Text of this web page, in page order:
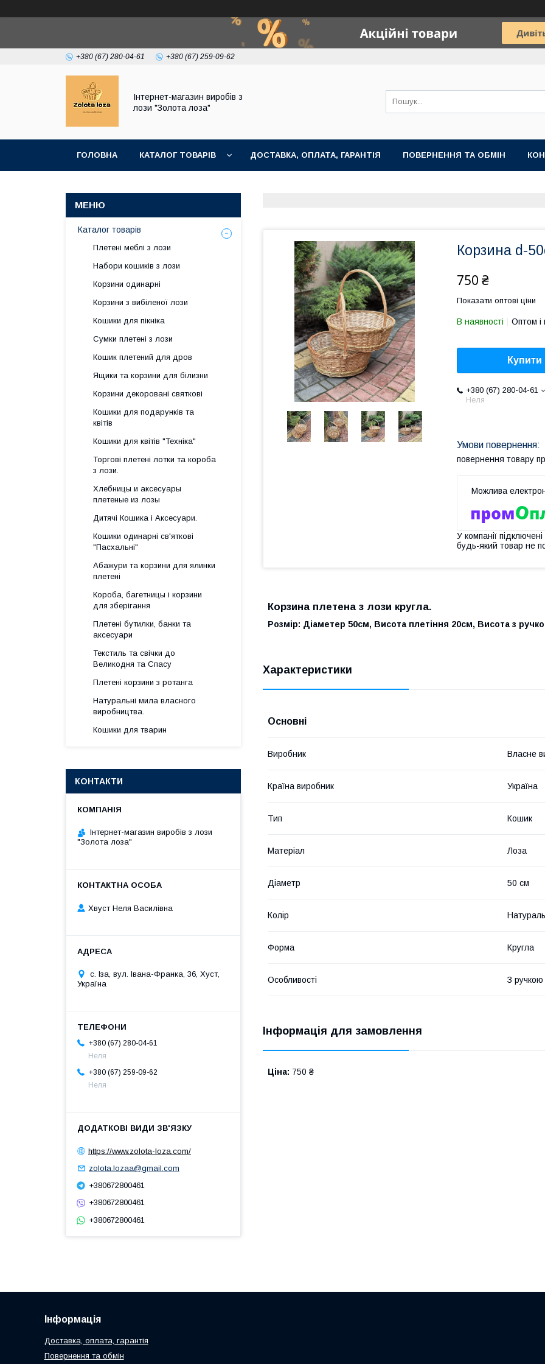
+380 (67) 280-04-61 +380 (67) 259-09-62
Інтернет-магазин виробів з
лози "Золота лоза"
ГОЛОВНА КАТАЛОГ ТОВАРІВ ДОСТАВКА, ОПЛАТА, ГАРАНТІЯ ПОВЕРНЕННЯ ТА ОБМІН
Корзина d-
750 ₴
Показати оптові ціни
В наявності Оптом і
Купити
+380 (67) 280-04-61
Неля
повернення товару
У компанії
будь-який товар не
Корзина плетена з лози кругла.
Розмір: Діаметер 50см, Висота плетіння 20см, Висота з
Характеристики
Основні
Виробник Власне
Країна виробник Україна
Тип Кошик
Матеріал Лоза
Діаметр 50 см
Колір
Форма Кругла
Особливості З ручкою
Інформація для замовлення
Ціна: 750 ₴
Каталог товарів
Плетені меблі з лози
Набори кошиків з лози
Корзини одинарні
Корзини з вибіленої лози
Кошики для пікніка
Сумки плетені з лози
Кошик плетений для дров
Ящики та корзини для білизни
Корзини декоровані святкові
Кошики для подарунків та
квітів
Кошики для квітів "Техніка"
Торгові плетені лотки та короба
з лози.
Хлебницы и аксесуары
плетеные из лозы
Дитячі Кошика і Аксесуари.
Кошики одинарні св'яткові
"Пасхальні"
Абажури та корзини для ялинки
плетені
Короба, багетницы і корзини
для зберігання
Плетені бутилки, банки та
аксесуари
Текстиль та свічки до
Великодня та Спасу
Плетені корзини з ротанга
Натуральні мила власного
виробництва.
Кошики для тварин
КОНТАКТИ
Інтернет-магазин виробів з лози
"Золота лоза"
Хвуст Неля Василівна
с. Іза, вул. Івана-Франка, 36, Хуст,
Україна
+380 (67) 280-04-61
Неля
+380 (67) 259-09-62
Неля
https://www.zolota-loza.com/
zolota.lozaa@gmail.com
+380672800461
+380672800461
+380672800461
Інформація
Доставка, оплата, гарантія
Повернення та обмін